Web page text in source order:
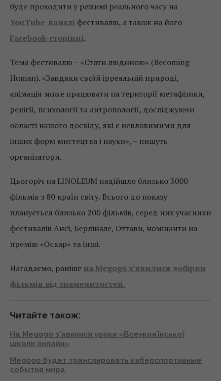
буде проходити у режимі реального часу на
YouTube-каналі фестивалю, а також на його
Facebook-сторінці.
Тема фестивалю – «Стати людиною» (Becoming
Human). «Завдяки своїй ірреальній природі,
анімація може працювати на території метафізики,
релігії, психології та антропології, досліджуючи
області нашого досвіду, які є невловимими для
інших форм мистецтва і науки», – пишуть
організатори.
Цьогоріч на LINOLEUM надійшло близько 3000
фільмів з 80 країн світу. Всього до показу
планується близько 200 фільмів, серед них учасники
фестивалів Ансі, Берлінале, Оттави, номінанти на
премію «Оскар» та інші.
Нагадаємо, раніше на Megogo з’явилися добірки
фільмів від знаменитостей.
Читайте також:
На Megogo з’явилися уроки «Всеукраїнської
школи онлайн»
Megogo будет транслировать киберспортивные
события мира